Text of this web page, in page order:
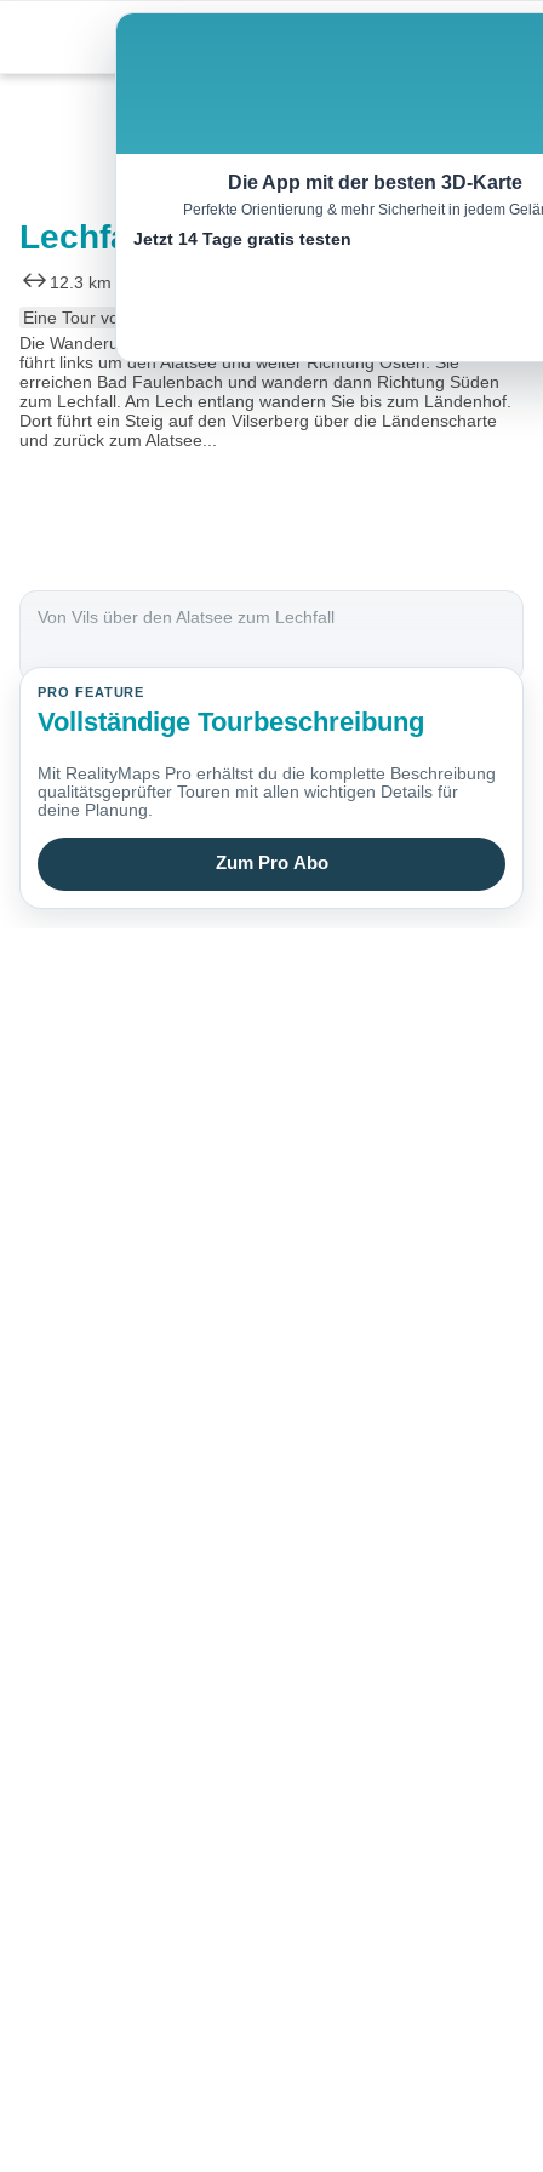
content
Wandern
Lechfallrunde
12.3 km
Eine Tour von:
Die Wanderung beginnt am Alatsee Parkplatz in Vils. Der Weg
führt links um den Alatsee und weiter Richtung Osten. Sie
erreichen Bad Faulenbach und wandern dann Richtung Süden
zum Lechfall. Am Lech entlang wandern Sie bis zum Ländenhof.
Dort führt ein Steig auf den Vilserberg über die Ländenscharte
und zurück zum Alatsee...
Von Vils über den Alatsee zum Lechfall
PRO FEATURE
Vollständige Tourbeschreibung
Mit RealityMaps Pro erhältst du die komplette Beschreibung
qualitätsgeprüfter Touren mit allen wichtigen Details für
deine Planung.
Zum Pro Abo
Die App mit der besten 3D-Karte
Perfekte Orientierung & mehr Sicherheit in jedem
Jetzt 14 Tage gratis testen